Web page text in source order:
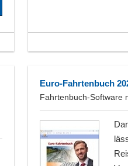
Euro-Fahrtenbuch
Fahrtenbuch-Software